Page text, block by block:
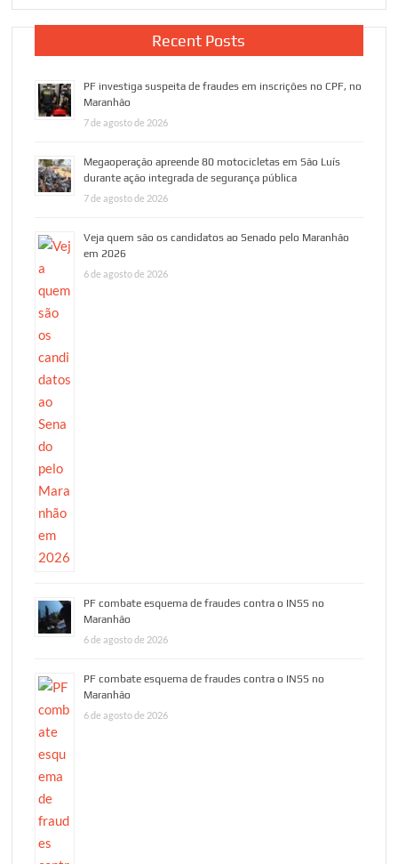
Recent Posts
PF investiga suspeita de fraudes em inscrições no CPF, no
Maranhão
7 de agosto de 2026
Megaoperação apreende 80 motocicletas em São Luís
durante ação integrada de segurança pública
7 de agosto de 2026
Veja quem são os candidatos ao Senado pelo Maranhão
em 2026
6 de agosto de 2026
PF combate esquema de fraudes contra o INSS no
Maranhão
6 de agosto de 2026
PF combate esquema de fraudes contra o INSS no
Maranhão
6 de agosto de 2026